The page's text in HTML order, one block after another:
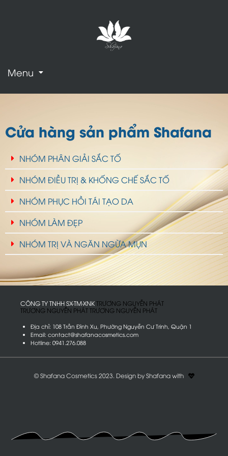
Menu
Cửa hàng sản phẩm Shafana
NHÓM PHÂN GIẢI SẮC TỐ
NHÓM ĐIỀU TRỊ & KHỐNG CHẾ SẮC TỐ
NHÓM PHỤC HỒI TÁI TẠO DA
NHÓM LÀM ĐẸP
NHÓM TRỊ VÀ NGĂN NGỪA MỤN
CÔNG TY TNHH SX-TM-XNKTRƯƠNG NGUYỄN PHÁT
TRƯƠNG NGUYỄN PHÁTTRƯƠNG NGUYỄN PHÁT
Địa chỉ: 108 Trần Đình Xu, Phường Nguyễn Cư Trinh, Quận 1
Email: contact@shafanacosmetics.com
Hotline: 0941.276.088
© Shafana Cosmetics 2023. Design by Shafana with